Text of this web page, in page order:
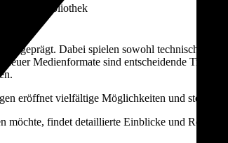
Bibliothek
geprägt. Dabei spielen sowohl technische
Medienformate sind entscheidende
eröffnet vielfältige Möglichkeiten und stellt
findet detaillierte Einblicke und